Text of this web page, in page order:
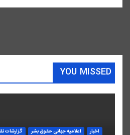
YOU MISSED
اخبار اعلاميه جهانی حقوق بشر گزارشات